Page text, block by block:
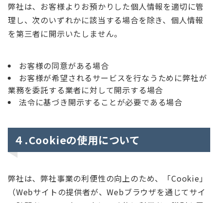
弊社は、お客様よりお預かりした個人情報を適切に管
理し、次のいずれかに該当する場合を除き、個人情報
を第三者に開示いたしません。
お客様の同意がある場合
お客様が希望されるサービスを行なうために弊社が
業務を委託する業者に対して開示する場合
法令に基づき開示することが必要である場合
４.Cookieの使用について
弊社は、弊社事業の利便性の向上のため、「Cookie」
（Webサイトの提供者が、Webブラウザを通じてサイ